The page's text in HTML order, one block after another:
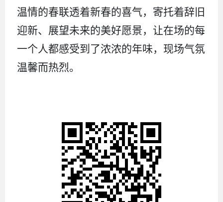
温情的春联透着新春的喜气，寄托着辞旧
迎新、展望未来的美好愿景，让在场的每
一个人都感受到了浓浓的年味，现场气氛
温馨而热烈。